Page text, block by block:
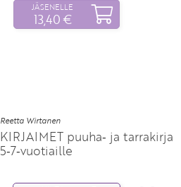
JÄSENELLE
13,40 €
Reetta Wirtanen
KIRJAIMET puuha‑ ja tarrakirja
5‑7‑vuotiaille